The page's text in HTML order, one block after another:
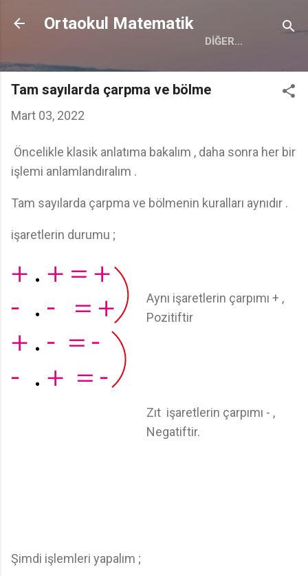
Ana içeriğe atla
Ortaokul Matematik
DIĞER…
Tam sayılarda çarpma ve bölme
Mart 03, 2022
Öncelikle klasik anlatıma bakalım , daha sonra her bir
işlemi anlamlandıralım .
Tam sayılarda çarpma ve bölmenin kuralları aynıdır .
işaretlerin durumu ;
Aynı işaretlerin çarpımı + ,
Pozitiftir
Zıt işaretlerin çarpımı - ,
Negatiftir.
Şimdi işlemleri yapalım ;